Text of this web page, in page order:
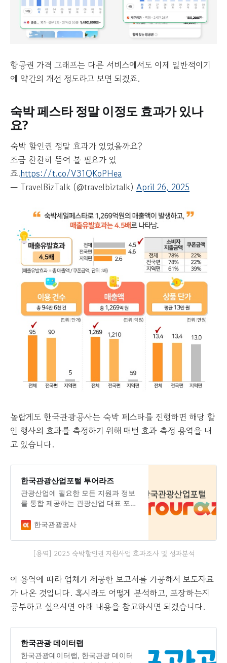
항공권 가격 그래프는 다른 서비스에서도 이제 일반적이기
에 약간의 개선 정도라고 보면 되겠죠.
숙박 페스타 정말 이정도 효과가 있나
요?
숙박 할인권 정말 효과가 있었을까요?
조금 찬찬히 뜯어 볼 필요가 있
죠.https://t.co/V31QKoPHea
— TravelBizTalk (@travelbiztalk) April 26, 2025
놀랍게도 한국관광공사는 숙박 페스타를 진행하면 해당 할
인 행사의 효과를 측정하기 위해 매번 효과 측정 용역을 내
고 있습니다.
한국관광산업포털 투어라즈
관광산업에 필요한 모든 지원과 정보
를 통합 제공하는 관광산업 대표 포털
한국관광공사
[용역] 2025 숙박할인권 지원사업 효과조사 및 성과분석
이 용역에 따라 업체가 제공한 보고서를 가공해서 보도자료
가 나온 것입니다. 혹시라도 어떻게 분석하고, 포장하는지
공부하고 싶으시면 아래 내용을 참고하시면 되겠습니다.
한국관광 데이터랩
한국관광데이터랩, 한국관광 데이터